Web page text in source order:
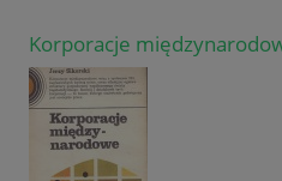
Korporacje